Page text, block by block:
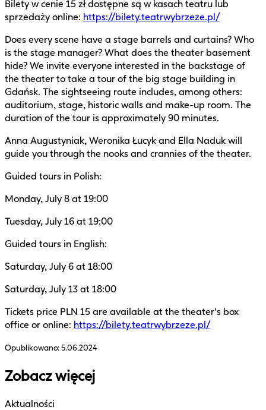
Bilety w cenie 15 zł dostępne są w kasach teatru lub
sprzedaży online: https://bilety.teatrwybrzeze.pl/
Does every scene have a stage barrels and curtains? Who
is the stage manager? What does the theater basement
hide? We invite everyone interested in the backstage of
the theater to take a tour of the big stage building in
Gdańsk. The sightseeing route includes, among others:
auditorium, stage, historic walls and make-up room. The
duration of the tour is approximately 90 minutes.
Anna Augustyniak, Weronika Łucyk and Ella Naduk will
guide you through the nooks and crannies of the theater.
Guided tours in Polish:
Monday, July 8 at 19:00
Tuesday, July 16 at 19:00
Guided tours in English:
Saturday, July 6 at 18:00
Saturday, July 13 at 18:00
Tickets price PLN 15 are available at the theater's box
office or online: https://bilety.teatrwybrzeze.pl/
Opublikowano:5.06.2024
Zobacz więcej
Aktualności